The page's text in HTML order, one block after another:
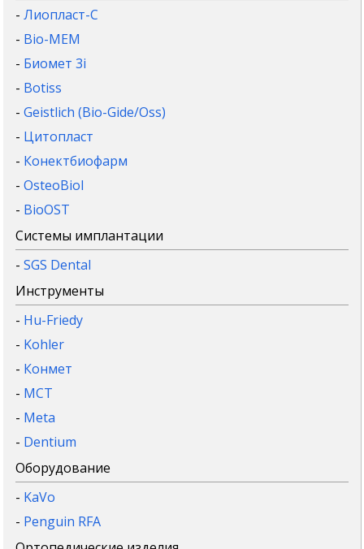
-Лиопласт-С
- Bio-MEM
- Биомет 3i
- Botiss
-Geistlich (Bio-Gide/Oss)
- Цитопласт
- Конектбиофарм
-OsteoBiol
- BioOST
Системы имплантации
-SGS Dental
Инструменты
- Hu-Friedy
- Kohler
- Конмет
- MCT
- Meta
- Dentium
Оборудование
- KaVo
- Penguin RFA